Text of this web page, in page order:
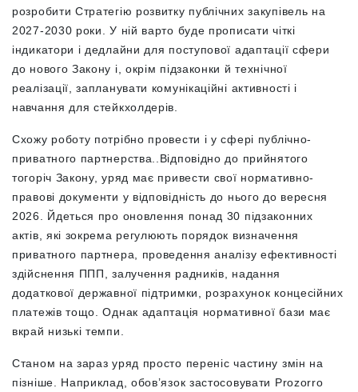
розробити Стратегію розвитку публічних закупівель на
2027-2030 роки. У ній варто буде прописати чіткі
індикатори і дедлайни для поступової адаптації сфери
до нового Закону і, окрім підзаконки й технічної
реалізації, запланувати комунікаційні активності і
навчання для стейкхолдерів.
Схожу роботу потрібно провести і у сфері публічно-
приватного партнерства..Відповідно до прийнятого
тогоріч Закону, уряд має привести свої нормативно-
правові документи у відповідність до нього до вересня
2026. Йдеться про оновлення понад 30 підзаконних
актів, які зокрема регулюють порядок визначення
приватного партнера, проведення аналізу ефективності
здійснення ППП, залучення радників, надання
додаткової державної підтримки, розрахунок концесійних
платежів тощо. Однак адаптація нормативної бази має
вкрай низькі темпи.
Станом на зараз уряд просто переніс частину змін на
пізніше. Наприклад, обов’язок застосовувати Prozorro